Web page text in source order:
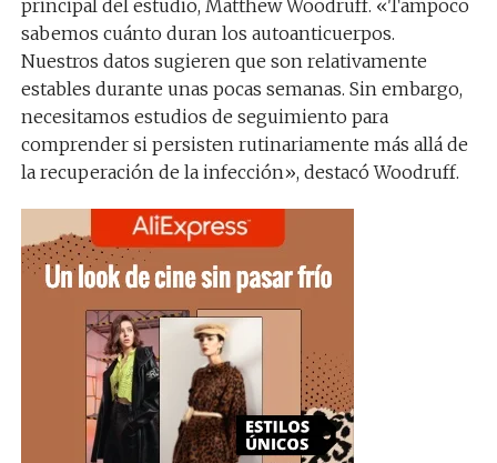
principal del estudio, Matthew Woodruff. «Tampoco
sabemos cuánto duran los autoanticuerpos.
Nuestros datos sugieren que son relativamente
estables durante unas pocas semanas. Sin embargo,
necesitamos estudios de seguimiento para
comprender si persisten rutinariamente más allá de
la recuperación de la infección», destacó Woodruff.